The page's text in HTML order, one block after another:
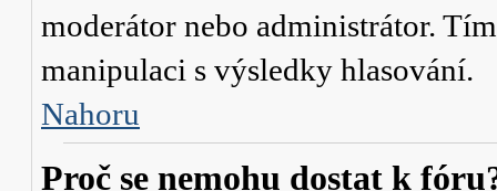
moderátor nebo administrátor.
manipulaci s výsledky hlasování.
Nahoru
Proč se nemohu dostat k